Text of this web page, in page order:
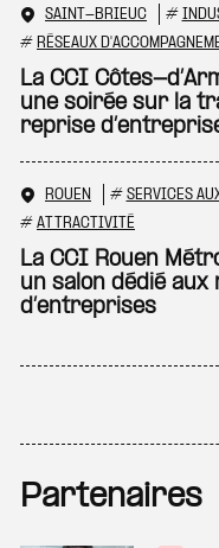
SAINT-BRIEUC #
# RÉSEAUX
La CCI Côtes-
une soirée sur la
reprise
ROUEN # SERVICES
# ATTRACTIVITÉ
La CCI Rouen
un salon dédié aux
d’entreprises
Partenaires